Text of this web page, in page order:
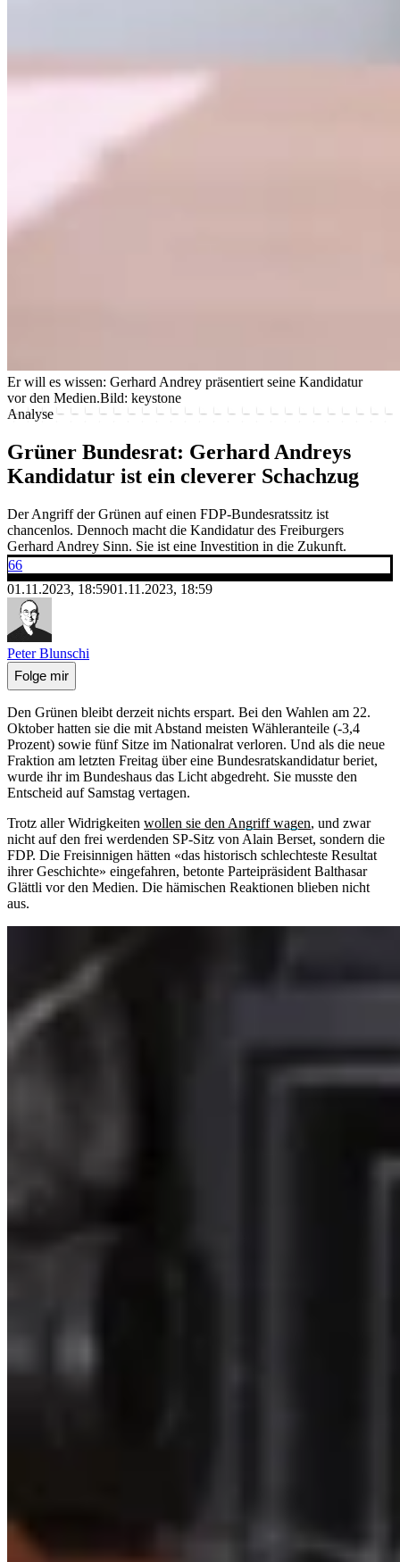
Er will es wissen: Gerhard Andrey präsentiert seine Kandidatur
vor den Medien.Bild: keystone
Analyse
Grüner Bundesrat: Gerhard Andreys
Kandidatur ist ein cleverer Schachzug
Der Angriff der Grünen auf einen FDP-Bundesratssitz ist
chancenlos. Dennoch macht die Kandidatur des Freiburgers
Gerhard Andrey Sinn. Sie ist eine Investition in die Zukunft.
66
01.11.2023, 18:5901.11.2023, 18:59
Peter Blunschi
Folge mir
Den Grünen bleibt derzeit nichts erspart. Bei den Wahlen am 22.
Oktober hatten sie die mit Abstand meisten Wähleranteile (-3,4
Prozent) sowie fünf Sitze im Nationalrat verloren. Und als die neue
Fraktion am letzten Freitag über eine Bundesratskandidatur beriet,
wurde ihr im Bundeshaus das Licht abgedreht. Sie musste den
Entscheid auf Samstag vertagen.
Trotz aller Widrigkeiten wollen sie den Angriff wagen, und zwar
nicht auf den frei werdenden SP-Sitz von Alain Berset, sondern die
FDP. Die Freisinnigen hätten «das historisch schlechteste Resultat
ihrer Geschichte» eingefahren, betonte Parteipräsident Balthasar
Glättli vor den Medien. Die hämischen Reaktionen blieben nicht
aus.